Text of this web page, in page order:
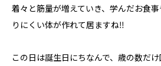
着々と筋量が増えていき、学んだお食
りにくい体が作れて居ますね‼️
この日は誕生日にちなんで、歳の数だ